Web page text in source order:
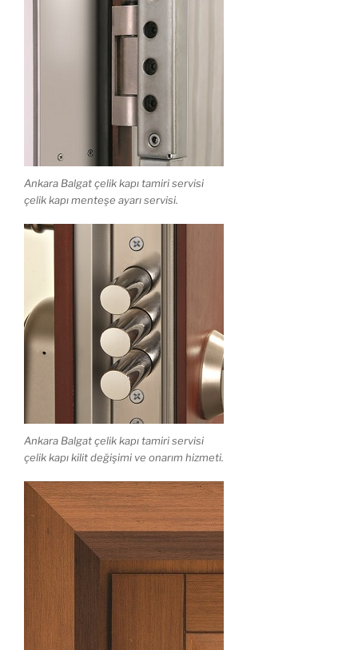
Ankara Balgat çelik kapı tamiri servisi
çelik kapı menteşe ayarı servisi.
Ankara Balgat çelik kapı tamiri servisi
çelik kapı kilit değişimi ve onarım hizmeti.